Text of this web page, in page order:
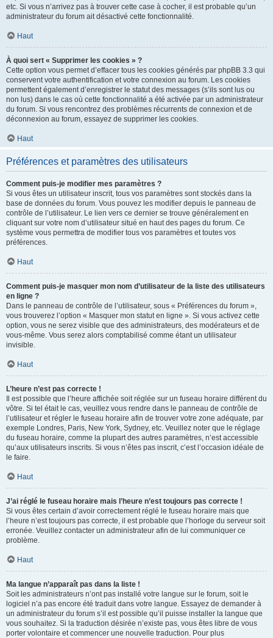
etc. Si vous n’arrivez pas à trouver cette case à cocher, il est probable qu’un
administrateur du forum ait désactivé cette fonctionnalité.
Haut
À quoi sert « Supprimer les cookies » ?
Cette option vous permet d’effacer tous les cookies générés par phpBB 3.3 qui
conservent votre authentification et votre connexion au forum. Les cookies
permettent également d’enregistrer le statut des messages (s’ils sont lus ou
non lus) dans le cas où cette fonctionnalité a été activée par un administrateur
du forum. Si vous rencontrez des problèmes récurrents de connexion et de
déconnexion au forum, essayez de supprimer les cookies.
Haut
Préférences et paramètres des utilisateurs
Comment puis-je modifier mes paramètres ?
Si vous êtes un utilisateur inscrit, tous vos paramètres sont stockés dans la
base de données du forum. Vous pouvez les modifier depuis le panneau de
contrôle de l’utilisateur. Le lien vers ce dernier se trouve généralement en
cliquant sur votre nom d’utilisateur situé en haut des pages du forum. Ce
système vous permettra de modifier tous vos paramètres et toutes vos
préférences.
Haut
Comment puis-je masquer mon nom d’utilisateur de la liste des utilisateurs
en ligne ?
Dans le panneau de contrôle de l’utilisateur, sous « Préférences du forum »,
vous trouverez l’option « Masquer mon statut en ligne ». Si vous activez cette
option, vous ne serez visible que des administrateurs, des modérateurs et de
vous-même. Vous serez alors comptabilisé comme étant un utilisateur
invisible.
Haut
L’heure n’est pas correcte !
Il est possible que l’heure affichée soit réglée sur un fuseau horaire différent du
vôtre. Si tel était le cas, veuillez vous rendre dans le panneau de contrôle de
l’utilisateur et régler le fuseau horaire afin de trouver votre zone adéquate, par
exemple Londres, Paris, New York, Sydney, etc. Veuillez noter que le réglage
du fuseau horaire, comme la plupart des autres paramètres, n’est accessible
qu’aux utilisateurs inscrits. Si vous n’êtes pas inscrit, c’est l’occasion idéale de
le faire.
Haut
J’ai réglé le fuseau horaire mais l’heure n’est toujours pas correcte !
Si vous êtes certain d’avoir correctement réglé le fuseau horaire mais que
l’heure n’est toujours pas correcte, il est probable que l’horloge du serveur soit
erronée. Veuillez contacter un administrateur afin de lui communiquer ce
problème.
Haut
Ma langue n’apparaît pas dans la liste !
Soit les administrateurs n’ont pas installé votre langue sur le forum, soit le
logiciel n’a pas encore été traduit dans votre langue. Essayez de demander à
un administrateur du forum s’il est possible qu’il puisse installer la langue que
vous souhaitez. Si la traduction désirée n’existe pas, vous êtes libre de vous
porter volontaire et commencer une nouvelle traduction. Pour plus